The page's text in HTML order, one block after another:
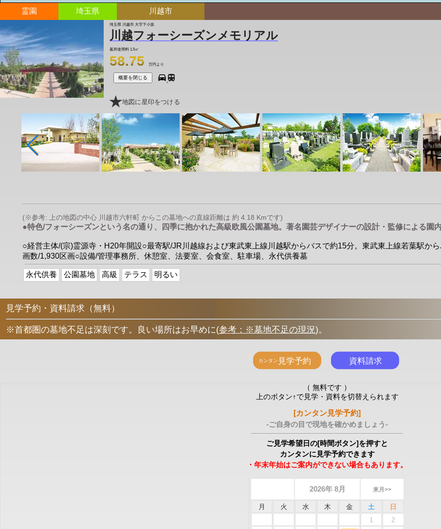
霊園 埼玉県 川越市
埼玉県 川越市 大字下小坂
川越フォーシーズンメモリアル
墓所使用料 1.5㎡
58.75 万円より
概要を閉じる
地図に星印をつける
(※参考: 上の地図の中心 川越市六軒町 からこの墓地への直線距離は 約 4.18 Kmです)
●特色/フォーシーズンという名の通り、四季に抱かれた高級欧風公園墓地。著名園芸デザイナーの設計・監修による園
○経営主体/(宗)霊源寺・H20年開設○最寄駅/JR川越線および東武東上線川越駅からバスで約15分。東武東上線若葉駅か
画数/1,930区画○設備/管理事務所、休憩室、法要室、会食室、駐車場、永代供養墓
永代供養 公園墓地 高級 テラス 明るい
見学予約・資料請求（無料）
※首都圏の墓地不足は深刻です。良い場所はお早めに(参考：※墓地不足の現況)。
（ 無料です ）
上のボタン↑で見学・資料を切替えられます
[カンタン見学予約]
-ご自身の目で現地を確かめましょう-
ご見学希望日の[時間ボタン]を押すと
カンタンに見学予約できます
・年末年始はご案内ができない場合もあります。
2026年 8月 来月>>
月 火 水 木 金 土
日
1
2